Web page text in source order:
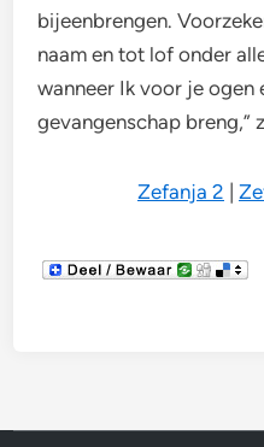
bijeenbrengen.
naam en tot lof onder
wanneer Ik voor je ogen
gevangenschap breng,”
Zefanja 2